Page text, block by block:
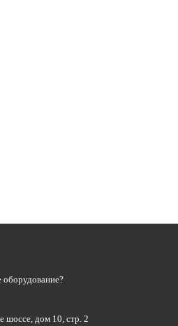
оборудование?
шоссе, дом 10, стр. 2